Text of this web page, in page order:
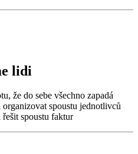
lidi
že do sebe všechno zapadá
organizovat spoustu jednotlivců
řešit spoustu faktur